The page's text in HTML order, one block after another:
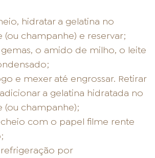
hidratar a gelatina no
(ou champanhe) e reservar;
gemas, o amido de milho, o leite
e mexer até engrossar. Retirar
a gelatina hidratada no
(ou champanhe);
com o papel filme rente
refrigeração por